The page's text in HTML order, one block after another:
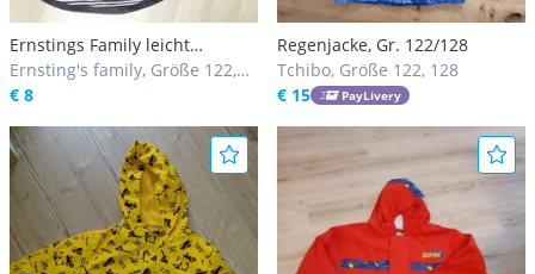
Ernstings Family leicht
gefütterte Regenjacke,
Regenmantel dunkelblau, 134
Ernsting's family, Größe 122,
128
€ 8
Regenjacke, Gr. 122/128
Tchibo, Größe 122, 128
€ 15
PayLivery